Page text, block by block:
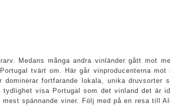
Medans många andra vinländer gått mot
tvärt om. Här går vinproducenterna
fortfarande lokala, unika
visa Portugal som det vinland det är
spännande viner. Följ med på en resa till